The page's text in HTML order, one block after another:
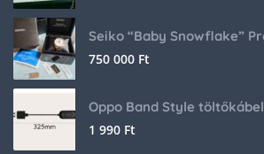
750 000 Ft
Oppo Band Style töltőkábel
1 990 Ft